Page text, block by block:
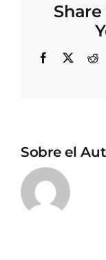
Share
Facebook
X
Sobre el